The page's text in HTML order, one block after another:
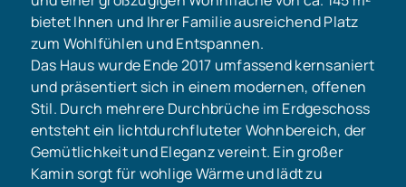
bietet Ihnen und Ihrer Familie ausreichend Platz
zum Wohlfühlen und Entspannen.
Das Haus wurde Ende 2017 umfassend kernsaniert
und präsentiert sich in einem modernen, offenen
Stil. Durch mehrere Durchbrüche im Erdgeschoss
entsteht ein lichtdurchfluteter Wohnbereich, der
Gemütlichkeit und Eleganz vereint. Ein großer
Kamin sorgt für wohlige Wärme und lädt zu